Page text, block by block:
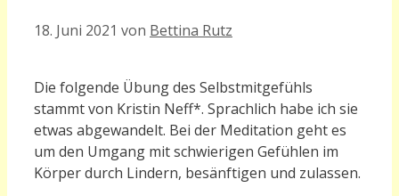
18. Juni 2021 von Bettina Rutz
Die folgende Übung des Selbstmitgefühls
stammt von Kristin Neff*. Sprachlich habe ich sie
etwas abgewandelt. Bei der Meditation geht es
um den Umgang mit schwierigen Gefühlen im
Körper durch Lindern, besänftigen und zulassen.